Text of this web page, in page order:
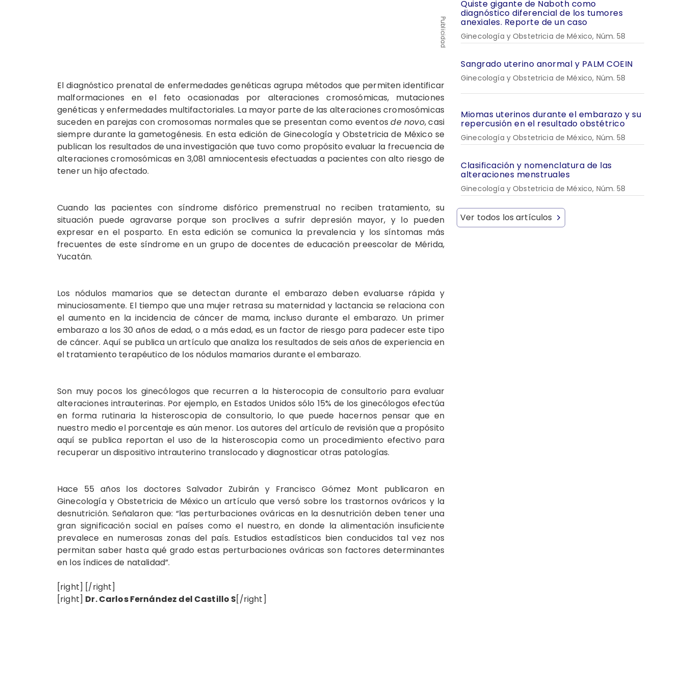
Publicidad
El diagnóstico prenatal de enfermedades genéticas agrupa métodos que permiten identificar
malformaciones en el feto ocasionadas por alteraciones cromosómicas, mutaciones
genéticas y enfermedades multifactoriales. La mayor parte de las alteraciones cromosómicas
suceden en parejas con cromosomas normales que se presentan como eventosde novo, casi
siempre durante la gametogénesis. En esta edición de Ginecología y Obstetricia de México se
publican los resultados de una investigación que tuvo como propósito evaluar la frecuencia de
alteraciones cromosómicas en 3,081 amniocentesis efectuadas a pacientes con alto riesgo de
tener un hijo afectado.
Cuando las pacientes con síndrome disfórico premenstrual no reciben tratamiento, su
situación puede agravarse porque son proclives a sufrir depresión mayor, y lo pueden
expresar en el posparto. En esta edición se comunica la prevalencia y los síntomas más
frecuentes de este síndrome en un grupo de docentes de educación preescolar de Mérida,
Yucatán.
Los nódulos mamarios que se detectan durante el embarazo deben evaluarse rápida y
minuciosamente. El tiempo que una mujer retrasa su maternidad y lactancia se relaciona con
el aumento en la incidencia de cáncer de mama, incluso durante el embarazo. Un primer
embarazo a los 30 años de edad, o a más edad, es un factor de riesgo para padecer este tipo
de cáncer. Aquí se publica un artículo que analiza los resultados de seis años de experiencia en
el tratamiento terapéutico de los nódulos mamarios durante el embarazo.
Son muy pocos los ginecólogos que recurren a la histerocopia de consultorio para evaluar
alteraciones intrauterinas. Por ejemplo, en Estados Unidos sólo 15% de los ginecólogos efectúa
en forma rutinaria la histeroscopia de consultorio, lo que puede hacernos pensar que en
nuestro medio el porcentaje es aún menor. Los autores del artículo de revisión que a propósito
aquí se publica reportan el uso de la histeroscopia como un procedimiento efectivo para
recuperar un dispositivo intrauterino translocado y diagnosticar otras patologías.
Hace 55 años los doctores Salvador Zubirán y Francisco Gómez Mont publicaron en
Ginecología y Obstetricia de México un artículo que versó sobre los trastornos ováricos y la
desnutrición. Señalaron que: “las perturbaciones ováricas en la desnutrición deben tener una
gran significación social en países como el nuestro, en donde la alimentación insuficiente
prevalece en numerosas zonas del país. Estudios estadísticos bien conducidos tal vez nos
permitan saber hasta qué grado estas perturbaciones ováricas son factores determinantes
en los índices de natalidad”.
[right] [/right]
[right] Dr. Carlos Fernández del Castillo S[/right]
Quiste gigante de Naboth como
diagnóstico diferencial de los tumores
anexiales. Reporte de un caso
Ginecología y Obstetricia de México, Núm. 58
Sangrado uterino anormal y PALM COEIN
Ginecología y Obstetricia de México, Núm. 58
Miomas uterinos durante el embarazo y su
repercusión en el resultado obstétrico
Ginecología y Obstetricia de México, Núm. 58
Clasificación y nomenclatura de las
alteraciones menstruales
Ginecología y Obstetricia de México, Núm. 58
Ver todos los artículos